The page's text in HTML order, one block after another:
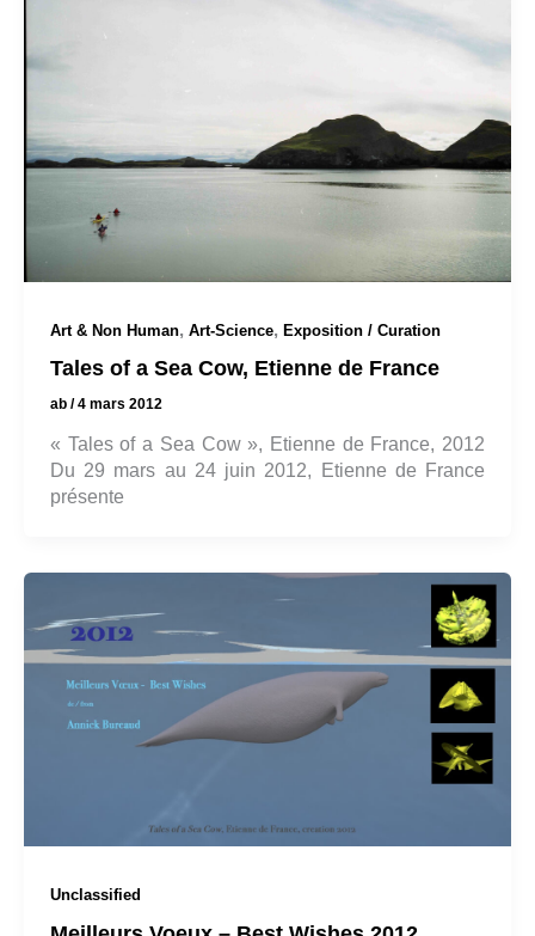
Art & Non Human, Art-Science, Exposition / Curation
Tales of a Sea Cow, Etienne de France
ab /4 mars 2012
« Tales of a Sea Cow », Etienne de France, 2012
Du 29 mars au 24 juin 2012, Etienne de France
présente
Unclassified